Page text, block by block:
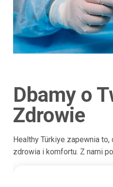
Dbamy o
Zdrowie
Healthy Türkiye zapewnia
zdrowia i komfortu. Z nami